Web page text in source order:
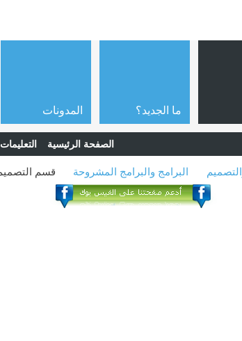
الصفحة الرئيسية التعليمات
ما الجديد؟ المدونات
البرامج والبرامج المشروحة قسم